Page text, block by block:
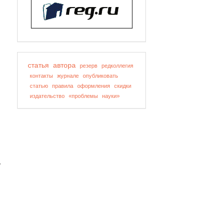
статья автора резерв
редколлегия
контакты
журнале
опубликовать
статью
правила оформления
скидки
издательство
«проблемы науки»